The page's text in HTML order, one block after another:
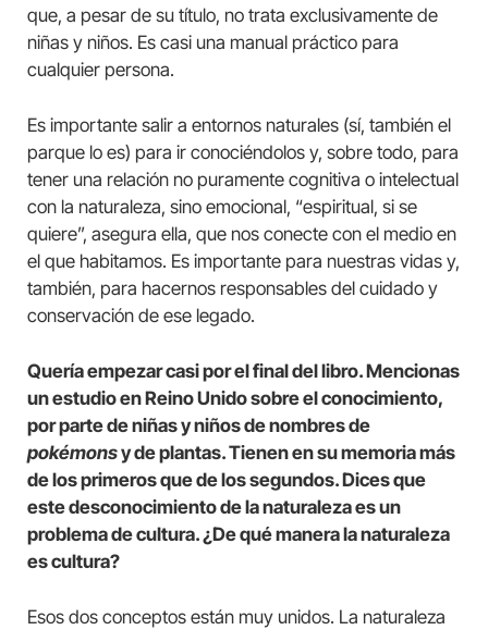
que, a pesar de su título, no trata exclusivamente de
niñas y niños. Es casi una manual práctico para
cualquier persona.
Es importante salir a entornos naturales (sí, también el
parque lo es) para ir conociéndolos y, sobre todo, para
tener una relación no puramente cognitiva o intelectual
con la naturaleza, sino emocional, “espiritual, si se
quiere”, asegura ella, que nos conecte con el medio en
el que habitamos. Es importante para nuestras vidas y,
también, para hacernos responsables del cuidado y
conservación de ese legado.
Quería empezar casi por el final del libro. Mencionas
un estudio en Reino Unido sobre el conocimiento,
por parte de niñas y niños de nombres de
pokémonsy de plantas. Tienen en su memoria más
de los primeros que de los segundos. Dices que
este desconocimiento de la naturaleza es un
problema de cultura. ¿De qué manera la naturaleza
es cultura?
Esos dos conceptos están muy unidos. La naturaleza